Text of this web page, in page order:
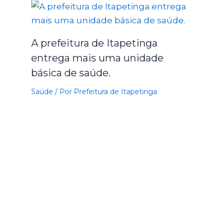
A prefeitura de Itapetinga
entrega mais uma unidade
básica de saúde.
Saúde / Por Prefeitura de Itapetinga